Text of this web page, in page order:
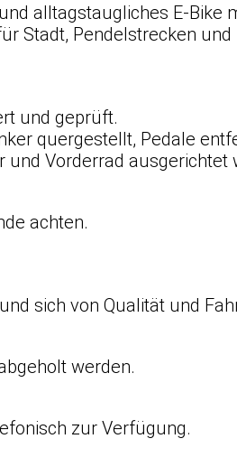
alltagstaugliches E-Bike
Stadt, Pendelstrecken
und geprüft.
quergestellt, Pedale
Vorderrad ausgerichtet
achten.
sich von Qualität und
werden.
zur Verfügung.